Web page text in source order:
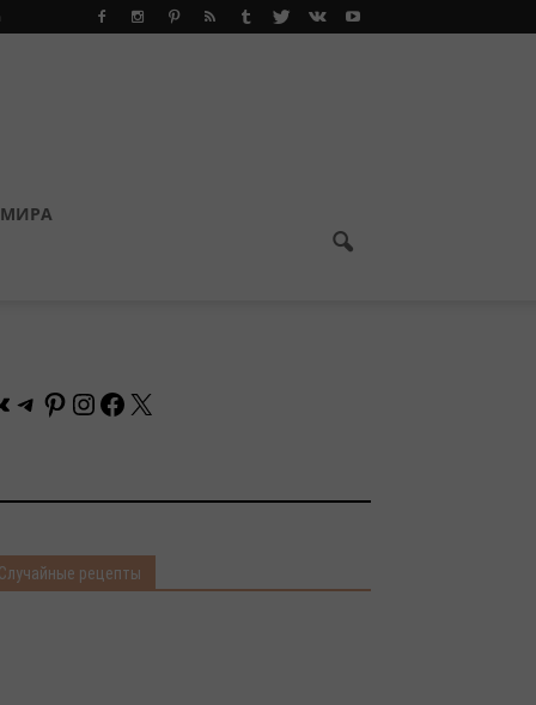
Telegram
Pinterest
Instagram
Facebook
X
рецепты